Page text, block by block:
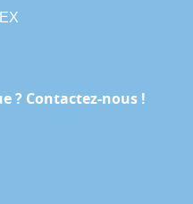
? Contactez-nous !